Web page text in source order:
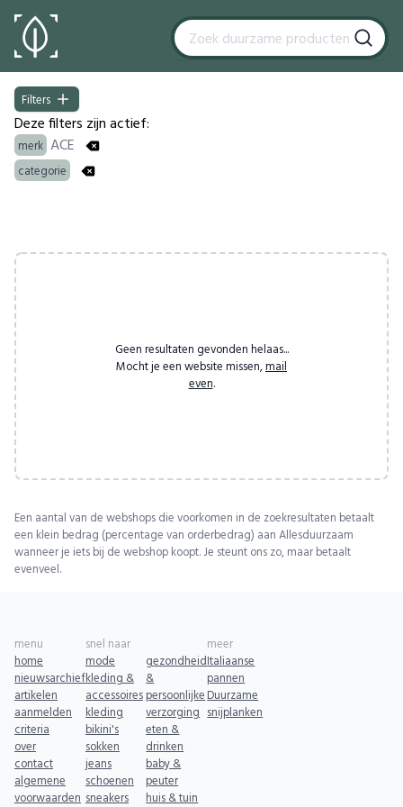
Filters
Filters
Deze filters zijn actief:
merk ACE
categorie
Geen resultaten gevonden helaas...
Mocht je een website missen, mail
even.
Een aantal van de webshops die voorkomen in de zoekresultaten betaalt
een klein bedrag (percentage van orderbedrag) aan Allesduurzaam
wanneer je iets bij de webshop koopt. Je steunt ons zo, maar betaalt
evenveel.
menu
home
nieuwsarchief
artikelen
aanmelden
criteria
over
contact
algemene
voorwaarden
snel naar
mode
kleding &
accessoires
kleding
bikini's
sokken
jeans
schoenen
sneakers
gezondheid
&
persoonlijke
verzorging
eten &
drinken
baby &
peuter
huis & tuin
meer
Italiaanse
pannen
Duurzame
snijplanken